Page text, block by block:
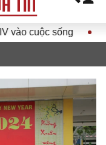
sống Hướng